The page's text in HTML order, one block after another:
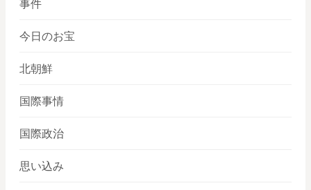
事件
今日のお宝
北朝鮮
国際事情
国際政治
思い込み